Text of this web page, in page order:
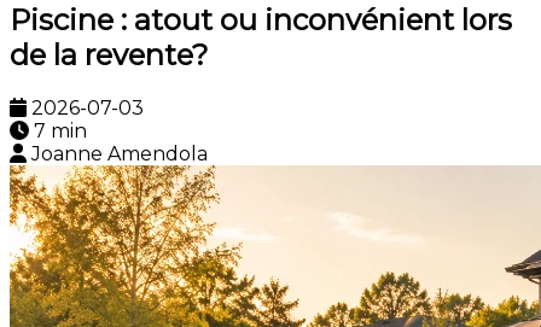
Piscine : atout ou inconvénient lors
de la revente?
2026-07-03
7 min
Joanne Amendola